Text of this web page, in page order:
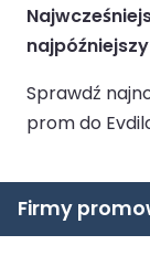
najpóźniejszy
Sprawdź
prom do
Firmy